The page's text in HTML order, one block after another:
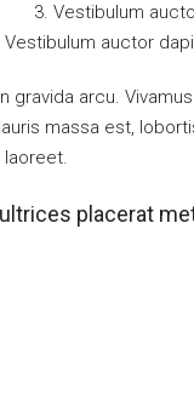
Vestibulum
Vestibulum auctor
gravida arcu.
massa est,
laoreet.
placerat